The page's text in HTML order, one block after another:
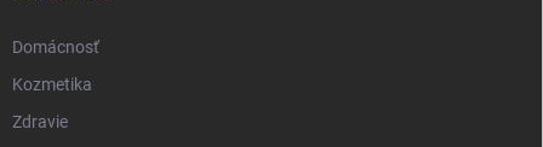
Domácnosť
Kozmetika
Zdravie